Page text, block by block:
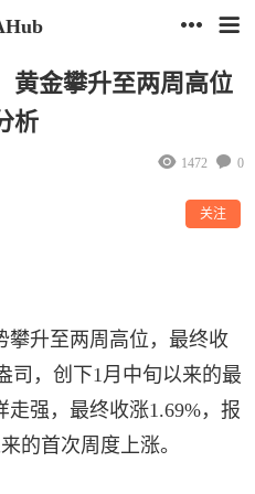
黄金攀升至两周高位
析
0
1472
关注
升至两周高位，最终收
司，创下1月中旬以来的最
强，最终收涨1.69%，报
的首次周度上涨。